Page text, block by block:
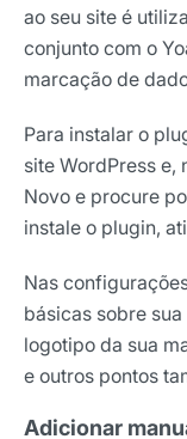
ao seu site é
conjunto com o
marcação de
Para instalar o
site WordPress e,
Novo e procure
instale o plugin,
Nas
básicas sobre
logotipo da sua
e outros pontos
Adicionar